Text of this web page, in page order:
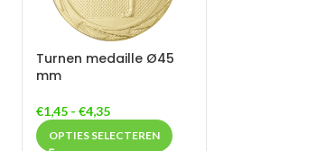
Turnen medaille Ø45
mm
€1,45 - €4,35
OPTIES SELECTEREN